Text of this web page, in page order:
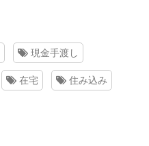
現金手渡し
在宅 住み込み